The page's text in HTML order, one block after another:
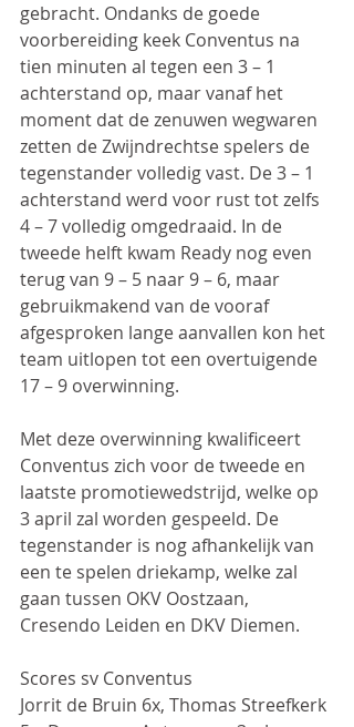
gebracht. Ondanks de goede
voorbereiding keek Conventus na
tien minuten al tegen een 3 – 1
achterstand op, maar vanaf het
moment dat de zenuwen wegwaren
zetten de Zwijndrechtse spelers de
tegenstander volledig vast. De 3 – 1
achterstand werd voor rust tot zelfs
4 – 7 volledig omgedraaid. In de
tweede helft kwam Ready nog even
terug van 9 – 5 naar 9 – 6, maar
gebruikmakend van de vooraf
afgesproken lange aanvallen kon het
team uitlopen tot een overtuigende
17 – 9 overwinning.
Met deze overwinning kwalificeert
Conventus zich voor de tweede en
laatste promotiewedstrijd, welke op
3 april zal worden gespeeld. De
tegenstander is nog afhankelijk van
een te spelen driekamp, welke zal
gaan tussen OKV Oostzaan,
Cresendo Leiden en DKV Diemen.
Scores sv Conventus
Jorrit de Bruin 6x, Thomas Streefkerk